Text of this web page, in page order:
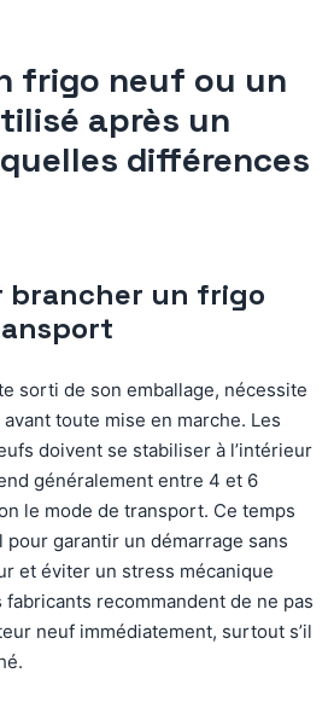
frigo neuf ou un
après un
différences
brancher un frigo
sorti de son emballage, nécessite
avant toute mise en marche. Les
doivent se stabiliser à l’intérieur
généralement entre 4 et 6
le mode de transport. Ce temps
garantir un démarrage sans
et éviter un stress mécanique
recommandent de ne pas
neuf immédiatement, surtout s’il